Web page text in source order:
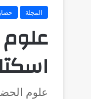
المجلة
علوم